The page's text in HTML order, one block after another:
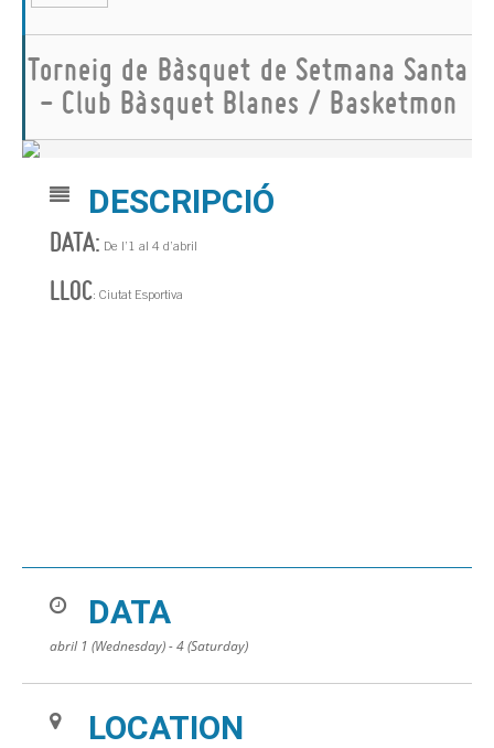
Torneig de Bàsquet de Setmana Santa
- Club Bàsquet Blanes / Basketmon
DESCRIPCIÓ
DATA: De l’1 al 4 d’abril
LLOC: Ciutat Esportiva
DATA
abril 1 (Wednesday) - 4 (Saturday)
LOCATION